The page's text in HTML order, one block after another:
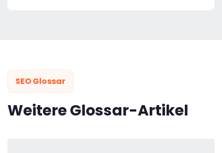
SEO Glossar
Weitere Glossar-Artikel